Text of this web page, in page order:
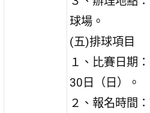
球場。
(五)排球項目
１、比賽日期
30日（日）。
２、報名時間